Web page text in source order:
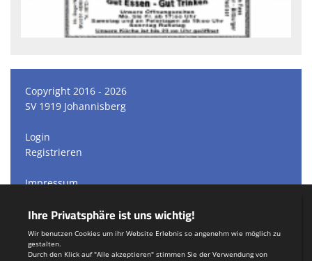
Copyright 2016 - 2026
SV 1919 Johannisberg
Login
Registrieren
Impressum
Teamsports 2
Dein Sportverein online